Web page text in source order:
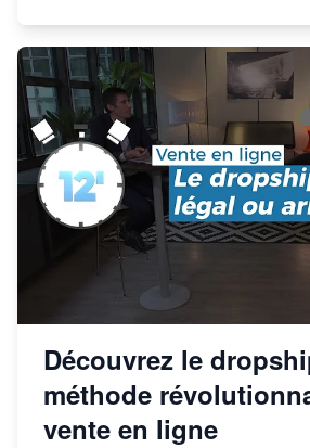
Découvrez le
méthode
vente en ligne